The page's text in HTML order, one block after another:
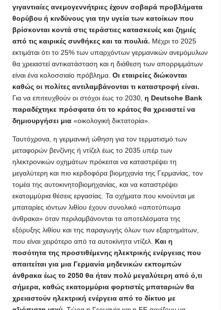
γιγαντιαίες ανεμογεννήτριες έχουν σοβαρά προβλήματα
θορύβου ή κινδύνους για την υγεία των κατοίκων που
βρίσκονται κοντά στις τεράστιες κατασκευές και ζημιές
από τις καιρικές συνθήκες και τα πουλιά. Μέχρι το 2025
εκτιμάται ότι το 25% των υπαρχόντων γερμανικών ανεμόμυλων
θα χρειαστεί αντικατάσταση και η διάθεση των απορριμμάτων
είναι ένα κολοσσιαίο πρόβλημα. Οι εταιρείες διώκονται
καθώς οι πολίτες αντιλαμβάνονται τι καταστροφή είναι.
Για να επιτευχθούν οι στόχοι έως το 2030, η Deutsche Bank
παραδέχτηκε πρόσφατα ότι το κράτος θα χρειαστεί να
δημιουργήσει μια «οικολογική δικτατορία».
Ταυτόχρονα, η γερμανική ώθηση για τον τερματισμό των
μεταφορών βενζίνης ή ντίζελ έως το 2035 υπέρ των
ηλεκτρονικών οχημάτων πρόκειται να καταστρέψει τη
μεγαλύτερη και πιο κερδοφόρα βιομηχανία της Γερμανίας, τον
τομέα της αυτοκινητοβιομηχανίας, και να καταστρέψει
εκατομμύρια θέσεις εργασίας. Τα οχήματα που κινούνται με
μπαταρίες ιόντων λιθίου έχουν συνολικό «αποτύπωμα
άνθρακα» όταν περιλαμβάνονται τα αποτελέσματα της
εξόρυξης λιθίου και της παραγωγής όλων των εξαρτημάτων,
που είναι χειρότερο από τα αυτοκίνητα ντίζελ. Και η
ποσότητα της προστιθέμενης ηλεκτρικής ενέργειας που
απαιτείται για μια Γερμανία μηδενικών εκπομπών
άνθρακα έως το 2050 θα ήταν πολύ μεγαλύτερη από ό,τι
σήμερα, καθώς εκατομμύρια φορτιστές μπαταριών θα
χρειαστούν ηλεκτρική ενέργεια από το δίκτυο με